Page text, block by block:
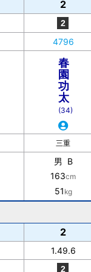
2
4796
春
園
功
太
(34)
三重
男 B
163cm
51 kg
2
1.49.6